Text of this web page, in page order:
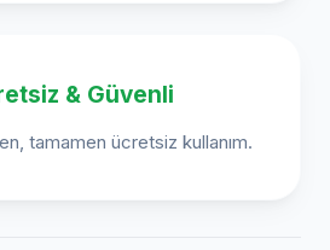
& Güvenli
tamamen ücretsiz kullanım.